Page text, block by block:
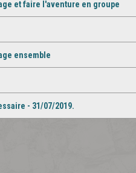
et faire l'aventure en groupe
ensemble
- 31/07/2019.